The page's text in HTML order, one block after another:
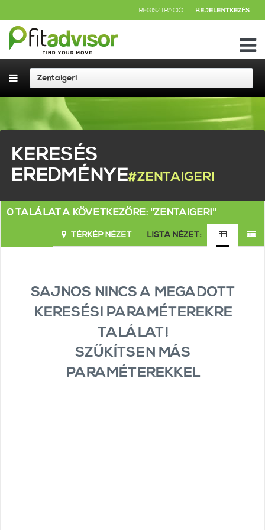
REGISZTRÁCIÓ BEJELENTKEZÉS
KERESÉS
EREDMÉNYE#ZENTAIGERI
0 TALÁLAT A KÖVETKEZŐRE: "ZENTAIGERI"
TÉRKÉP NÉZET LISTA NÉZET:
SAJNOS NINCS A MEGADOTT
KERESÉSI PARAMÉTEREKRE
TALÁLAT!
SZŰKÍTSEN MÁS
PARAMÉTEREKKEL